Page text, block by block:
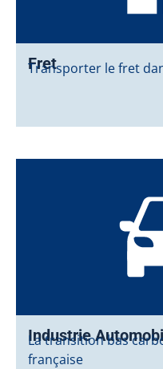
Fret
Transporter le fret
Industrie
La transition bas
française